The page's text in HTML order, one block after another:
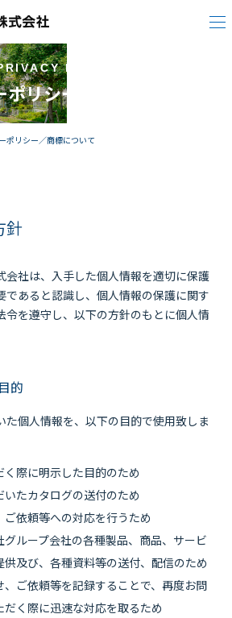
リシー／商標について
ポリシー／商標について
針
会社は、入手した個人情報を適切に保護
であると認識し、個人情報の保護に関す
令を遵守し、以下の方針のもとに個人情
的
た個人情報を、以下の目的で使用致しま
く際に明示した目的のため
いたカタログの送付のため
ご依頼等への対応を行うため
グループ会社の各種製品、商品、サービ
供及び、各種資料等の送付、配信のため
、ご依頼等を記録することで、再度お問
だく際に迅速な対応を取るため